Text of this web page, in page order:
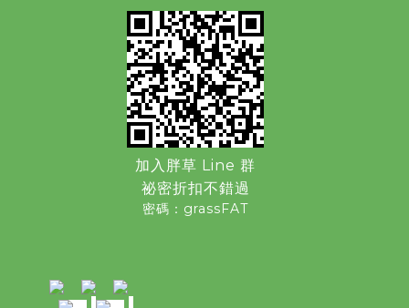
加入胖草 Line 群
祕密折扣不錯過
密碼：grassFAT